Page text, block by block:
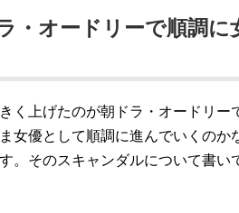
・オードリーで順調
く上げたのが朝ドラ・オードリー
女優として順調に進んでいくのか
。そのスキャンダルについて書い